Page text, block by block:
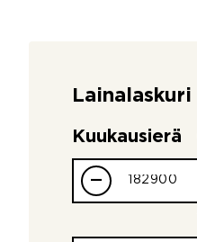
Lainalaskuri
Kuukausierä
–